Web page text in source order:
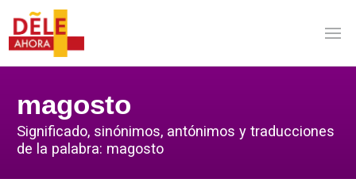
magosto
Significado, sinónimos, antónimos y traducciones
de la palabra: magosto